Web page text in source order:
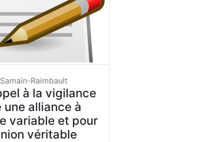
Raimbault
à la vigilance
une alliance à
variable et pour
véritable